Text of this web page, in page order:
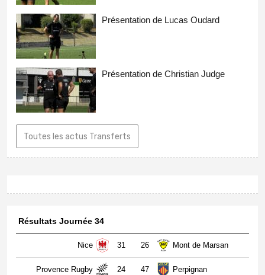
Présentation de Lucas Oudard
Présentation de Christian Judge
Toutes les actus Transferts
Résultats Journée 34
Nice 31 26 Mont de Marsan
Provence Rugby 24 47 Perpignan